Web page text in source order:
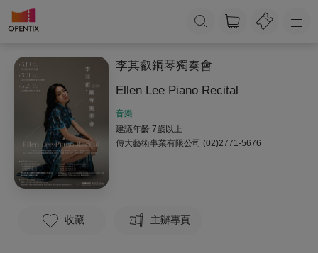
李其叡鋼琴獨奏會
Ellen Lee Piano Recital
音樂
建議年齡 7歲以上
傳大藝術事業有限公司 (02)2771-5676
收藏 主辦專頁